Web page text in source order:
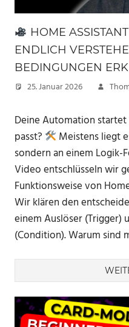
HOME
ENDLICH
BEDINGUNGEN
25. Januar 2026
Deine Automation
passt?
Meistens liegt
sondern an einem Logik-
Video entschlüsseln wir
Funktionsweise von
Wir klären den
einem Auslöser (Trigger)
(Condition). Warum sind